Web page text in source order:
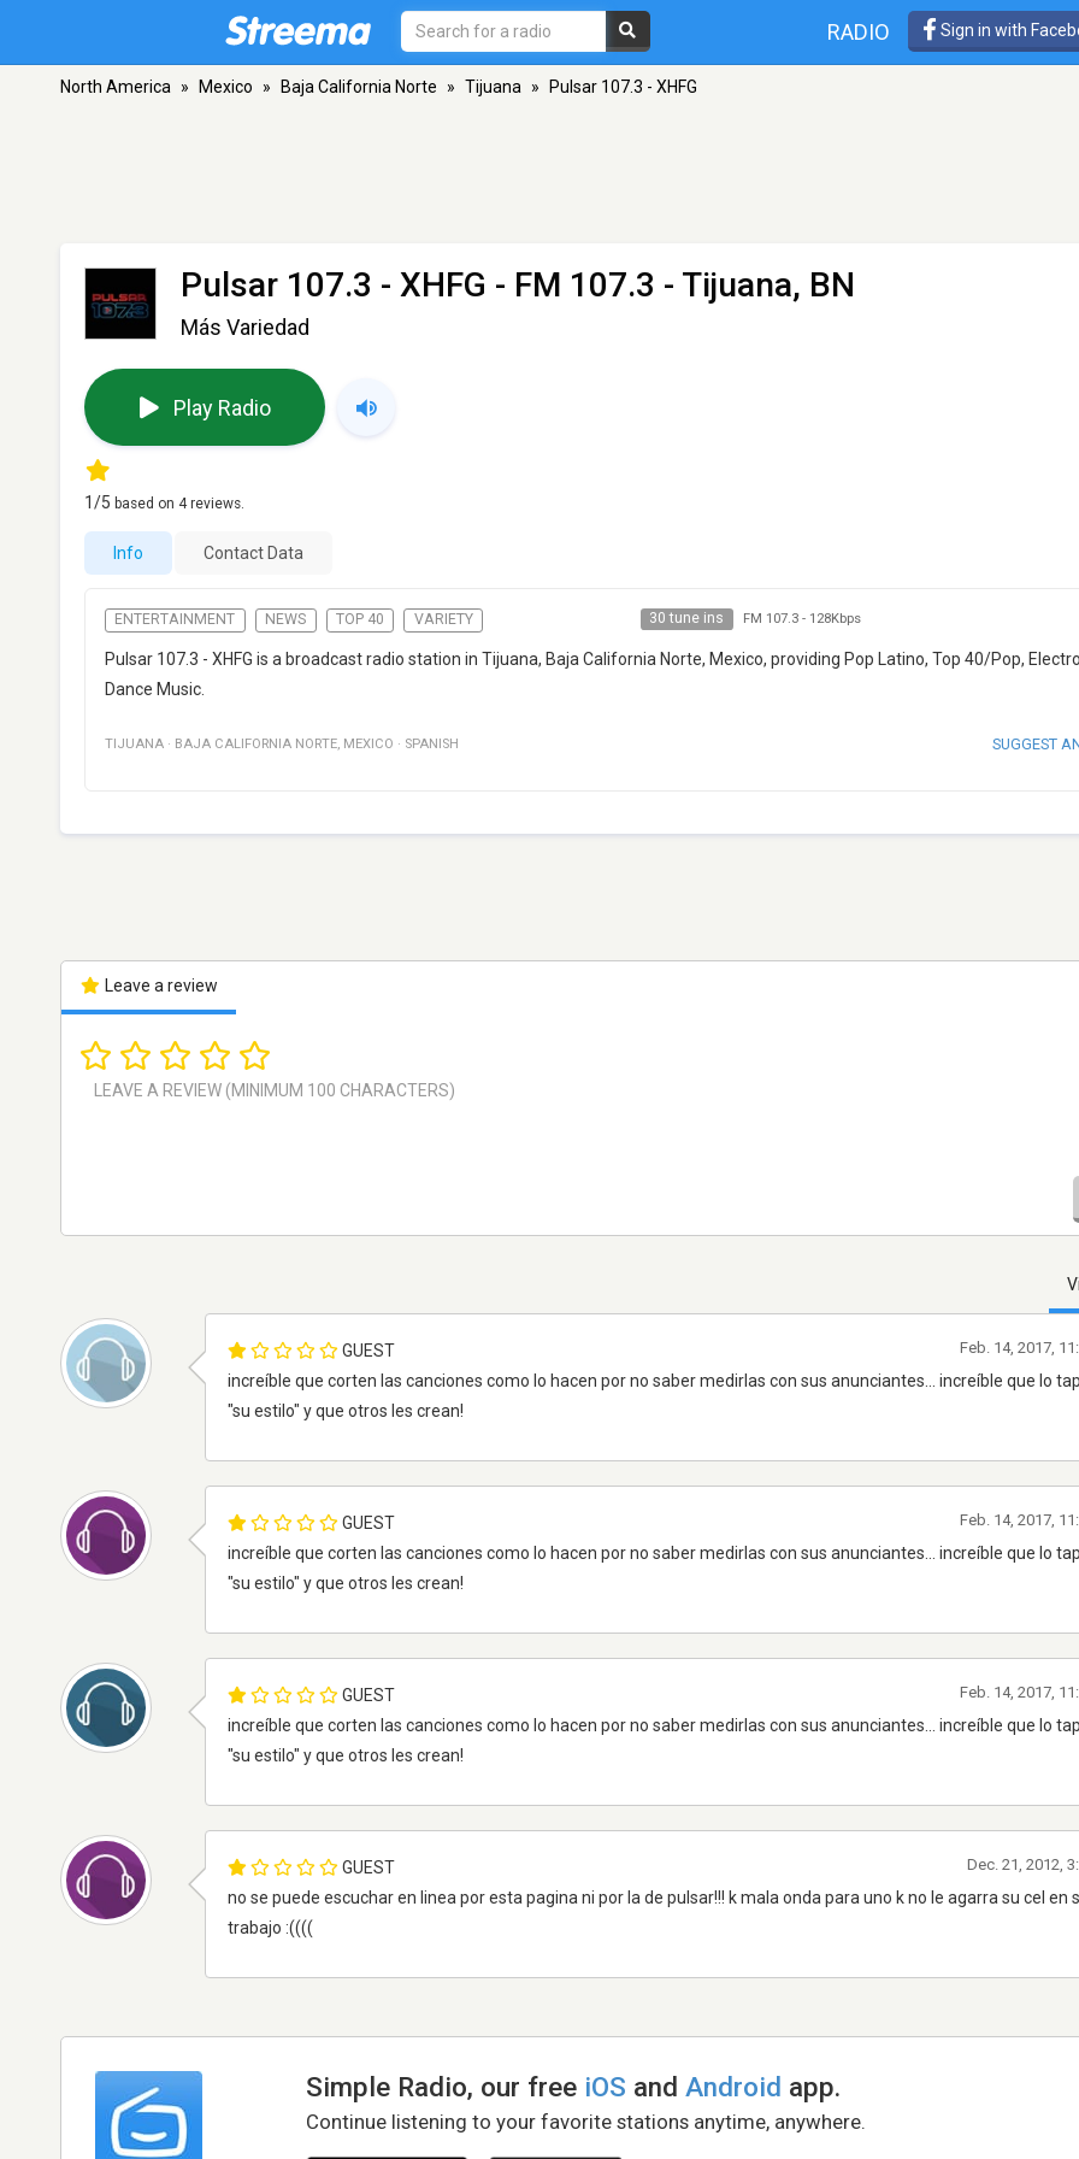
RADIO Sign in with
North America » Mexico » Baja California Norte » Tijuana » Pulsar 107.3 - XHFG
Pulsar 107.3 - XHFG - FM 107.3 - Tijuana, BN
Más Variedad
Play Radio
1/5 based on 4reviews.
Info Contact Data
ENTERTAINMENT NEWS TOP 40 VARIETY 30 tune ins FM 107.3- 128Kbps
Pulsar 107.3 - XHFG is a broadcast radio station in Tijuana, Baja California Norte, Mexico, providing Pop Latino, Top 40/Pop,
Dance Music.
TIJUANA · BAJA CALIFORNIA NORTE, MEXICO · SPANISH SUGGEST
Leave a review
GUEST
increíble que corten las canciones como lo hacen por no saber medirlas con sus anunciantes... increíble que lo
"su estilo" y que otros les crean!
Feb. 14, 2017,
GUEST
increíble que corten las canciones como lo hacen por no saber medirlas con sus anunciantes... increíble que lo
"su estilo" y que otros les crean!
Feb. 14, 2017,
GUEST
increíble que corten las canciones como lo hacen por no saber medirlas con sus anunciantes... increíble que lo
"su estilo" y que otros les crean!
Feb. 14, 2017,
GUEST
no se puede escuchar en linea por esta pagina ni por la de pulsar!!! k mala onda para uno k no le agarra su cel en
trabajo :((((
Dec. 21, 2012,
Simple Radio, our free iOS andAndroid app.
Continue listening to your favorite stations anytime, anywhere.